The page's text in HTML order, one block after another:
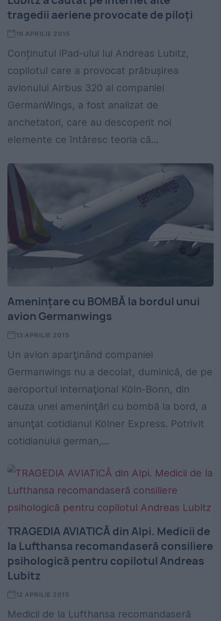
tragedii aeriene provocate de piloți
19 APRILIE 2015
Conținutul iPad-ului lui Andreas Lubitz,
copilotul care a provocat prăbuşirea
avionului Airbus 320 al companiei
GermanWings, a fost analizat de
anchetatori, care au descoperit noi
elemente ce întăresc teoria că...
Amenințare cu BOMBĂ la bordul unui
avion Germanwings
13 APRILIE 2015
Un avion aparţinând companiei
Germanwings nu a decolat, duminică, de pe
aeroportul internaţional Köln-Bonn, din
cauza unei ameninţări cu bombă la bord, a
anunţat cotidianul Kölner Express. Potrivit
cotidianului german,...
TRAGEDIA AVIATICĂ din Alpi. Medicii de
la Lufthansa recomandaseră consiliere
psihologică pentru copilotul Andreas
Lubitz
12 APRILIE 2015
Medicii de la Lufthansa recomandaseră